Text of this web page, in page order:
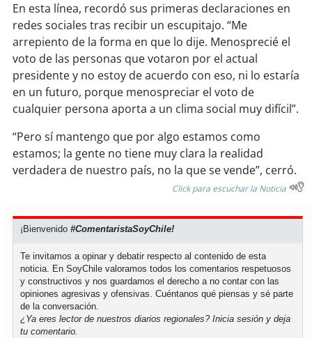
En esta línea, recordó sus primeras declaraciones en
redes sociales tras recibir un escupitajo. “Me
arrepiento de la forma en que lo dije. Menosprecié el
voto de las personas que votaron por el actual
presidente y no estoy de acuerdo con eso, ni lo estaría
en un futuro, porque menospreciar el voto de
cualquier persona aporta a un clima social muy difícil”.
“Pero sí mantengo que por algo estamos como
estamos; la gente no tiene muy clara la realidad
verdadera de nuestro país, no la que se vende”, cerró.
Click para escuchar la Noticia
¡Bienvenido#ComentaristaSoyChile!
Te invitamos a opinar y debatir respecto al contenido de esta
noticia. En SoyChile valoramos todos los comentarios respetuosos
y constructivos y nos guardamos el derecho a no contar con las
opiniones agresivas y ofensivas. Cuéntanos qué piensas y sé parte
de la conversación.
¿Ya eres lector de nuestros diarios regionales?Inicia sesión y deja
tu comentario.